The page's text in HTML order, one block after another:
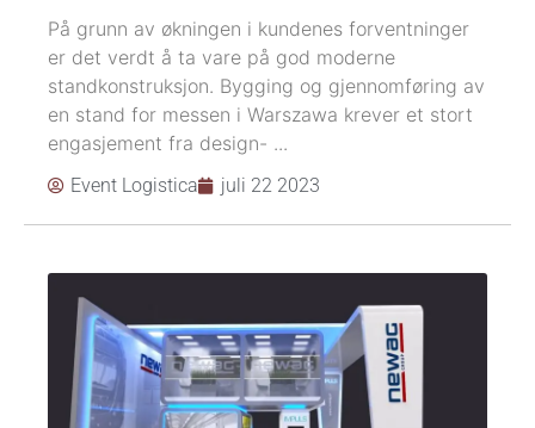
På grunn av økningen i kundenes forventninger
er det verdt å ta vare på god moderne
standkonstruksjon. Bygging og gjennomføring av
en stand for messen i Warszawa krever et stort
engasjement fra design- ...
Event Logistica juli 22 2023